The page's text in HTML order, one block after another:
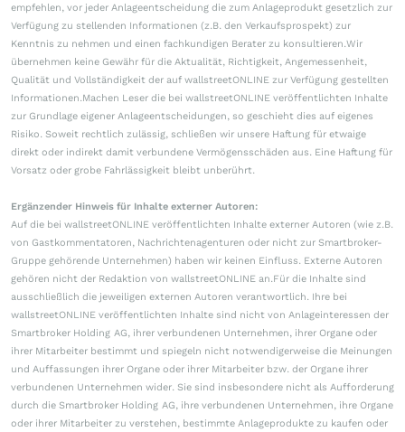
empfehlen, vor jeder Anlageentscheidung die zum Anlageprodukt gesetzlich zur
Verfügung zu stellenden Informationen (z.B. den Verkaufsprospekt) zur
Kenntnis zu nehmen und einen fachkundigen Berater zu konsultieren.Wir
übernehmen keine Gewähr für die Aktualität, Richtigkeit, Angemessenheit,
Qualität und Vollständigkeit der auf wallstreetONLINE zur Verfügung gestellten
Informationen.Machen Leser die bei wallstreetONLINE veröffentlichten Inhalte
zur Grundlage eigener Anlageentscheidungen, so geschieht dies auf eigenes
Risiko. Soweit rechtlich zulässig, schließen wir unsere Haftung für etwaige
direkt oder indirekt damit verbundene Vermögensschäden aus. Eine Haftung für
Vorsatz oder grobe Fahrlässigkeit bleibt unberührt.
Ergänzender Hinweis für Inhalte externer Autoren:
Auf die bei wallstreetONLINE veröffentlichten Inhalte externer Autoren (wie z.B.
von Gastkommentatoren, Nachrichtenagenturen oder nicht zur Smartbroker-
Gruppe gehörende Unternehmen) haben wir keinen Einfluss. Externe Autoren
gehören nicht der Redaktion von wallstreetONLINE an.Für die Inhalte sind
ausschließlich die jeweiligen externen Autoren verantwortlich. Ihre bei
wallstreetONLINE veröffentlichten Inhalte sind nicht von Anlageinteressen der
Smartbroker Holding AG, ihrer verbundenen Unternehmen, ihrer Organe oder
ihrer Mitarbeiter bestimmt und spiegeln nicht notwendigerweise die Meinungen
und Auffassungen ihrer Organe oder ihrer Mitarbeiter bzw. der Organe ihrer
verbundenen Unternehmen wider. Sie sind insbesondere nicht als Aufforderung
durch die Smartbroker Holding AG, ihre verbundenen Unternehmen, ihre Organe
oder ihrer Mitarbeiter zu verstehen, bestimmte Anlageprodukte zu kaufen oder